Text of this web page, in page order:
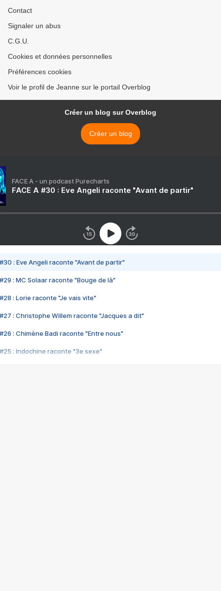
Contact
Signaler un abus
C.G.U.
Cookies et données personnelles
Préférences cookies
Voir le profil de Jeanne sur le portail Overblog
Créer un blog sur Overblog
Créer un blog
FACE A - un podcast Purecharts
FACE A #30 : Eve Angeli raconte "Avant de partir"
#30 : Eve Angeli raconte "Avant de partir"
#29 : MC Solaar raconte "Bouge de là"
#28 : Lorie raconte "Je vais vite"
#27 : Christophe Willem raconte "Jacques a dit"
#26 : Chimène Badi raconte "Entre nous"
#25 : Indochine raconte "3e sexe"